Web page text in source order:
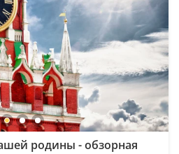
родины - обзорная